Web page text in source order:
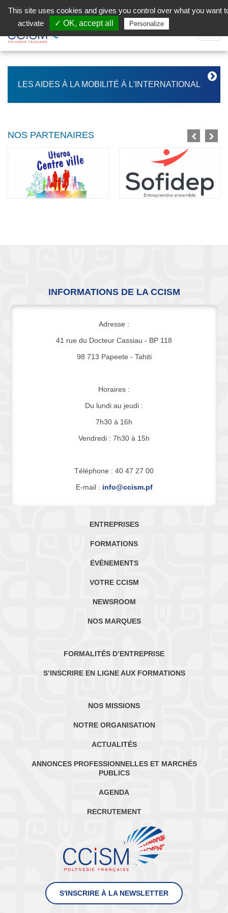
Facebook (Customer Chat) is disabled.
la
LES AIDES À LA MOBILITÉ À L'INTERNATIONAL
NOS PARTENAIRES
INFORMATIONS DE LA CCISM
Adresse :
41 rue du Docteur Cassiau - BP 118
98 713 Papeete - Tahiti
Horaires :
Du lundi au jeudi :
7h30 à 16h
Vendredi : 7h30 à 15h
Téléphone : 40 47 27 00
E-mail : info@ccism.pf
ENTREPRISES
FORMATIONS
ÉVÈNEMENTS
VOTRE CCISM
NEWSROOM
NOS MARQUES
FORMALITÉS D’ENTREPRISE
S’INSCRIRE EN LIGNE AUX FORMATIONS
NOS MISSIONS
NOTRE ORGANISATION
ACTUALITÉS
ANNONCES PROFESSIONNELLES ET MARCHÉS
PUBLICS
AGENDA
RECRUTEMENT
S'INSCRIRE À LA NEWSLETTER
This site uses cookies and gives you control over what you want
activate
✓ OK, accept all Personalize